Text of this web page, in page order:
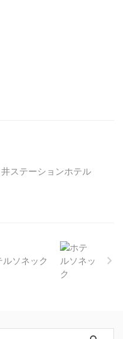
ステーションホテル
ルソネック